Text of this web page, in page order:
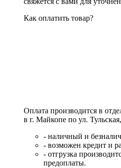
Как оплатить товар?
Оплата производится в
в г. Майкопе по ул.
- наличный и
- возможен кредит и
- отгрузка
предоплаты.